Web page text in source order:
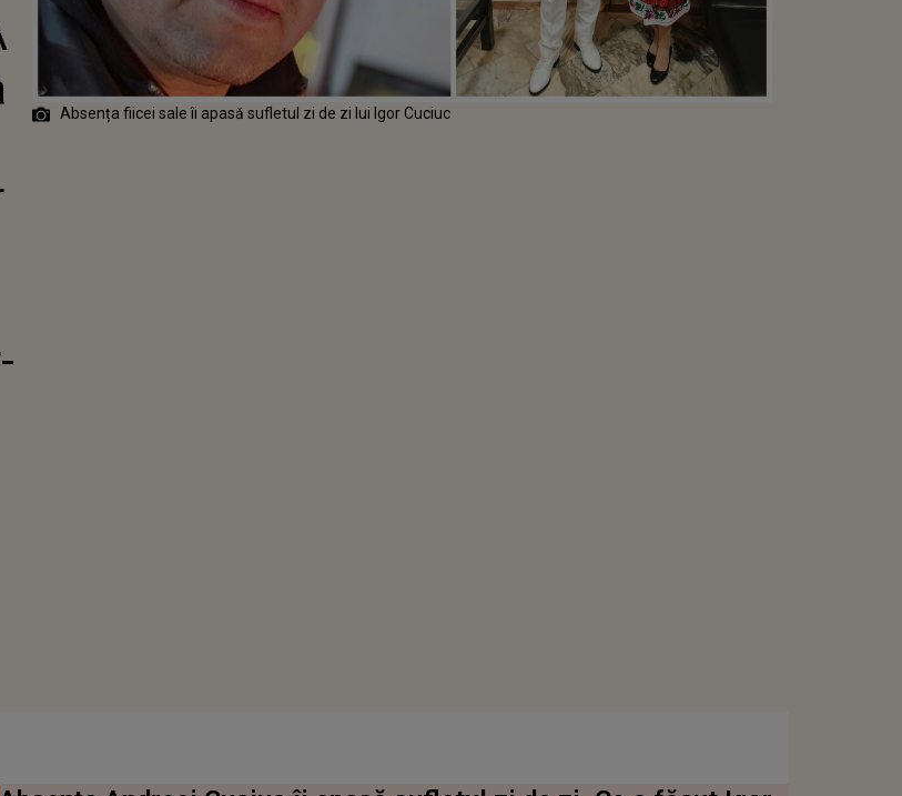
Absența fiicei sale îi apasă sufletul zi de zi lui Igor Cuciuc